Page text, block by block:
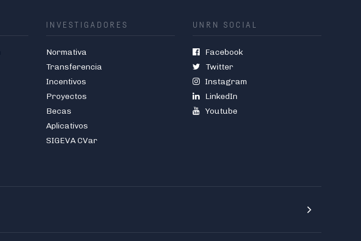
INVESTIGADORES
Normativa
Transferencia
Incentivos
Proyectos
Becas
Aplicativos
SIGEVA CVar
UNRN SOCIAL
Facebook
Twitter
Instagram
LinkedIn
Youtube